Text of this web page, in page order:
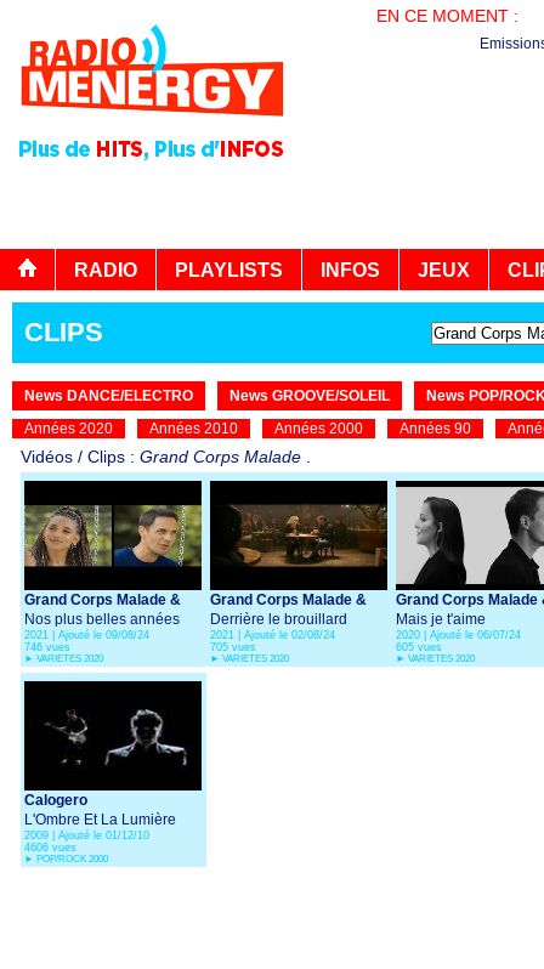
EN CE MOMENT :
RADIO PLAYLISTS INFOS JEUX
CLIPS
News DANCE/ELECTRO News GROOVE/SOLEIL
News POP/
Années 2020
Années 2010 Années 2000 Années 90
Vidéos / Clips : Grand Corps Malade
Grand Corps Malade &
Kimberose
Nos plus belles années
2021 | Ajouté le 09/08/24
746 vues
► VARIETES 2020
Grand Corps Malade &
Louane
Derrière le brouillard
2021 | Ajouté le 02/08/24
705 vues
► VARIETES 2020
Grand Corps Malade
Camille Lellouche
Mais je t'aime
2020 | Ajouté le 06/07/24
605 vues
► VARIETES 2020
Calogero
L'Ombre Et La Lumière
(en duo avec Grand
Corps Malade)
2009 | Ajouté le 01/12/10
4606 vues
► POP/ROCK 2000